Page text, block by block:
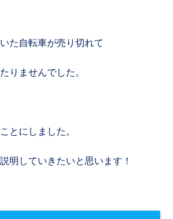
た自転車が売り切れて
りませんでした。
とにしました。
明していきたいと思います！